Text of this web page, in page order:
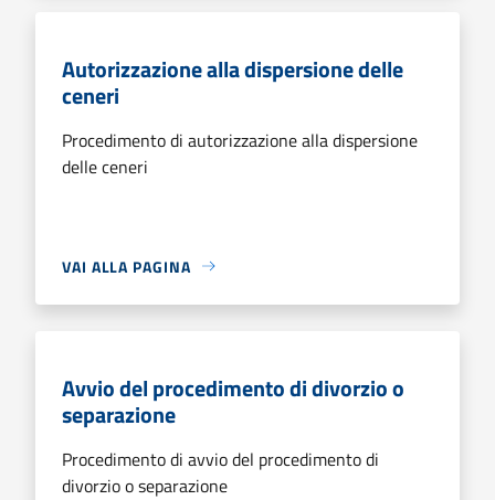
Autorizzazione alla dispersione delle
ceneri
Procedimento di autorizzazione alla dispersione
delle ceneri
VAI ALLA PAGINA
Avvio del procedimento di divorzio o
separazione
Procedimento di avvio del procedimento di
divorzio o separazione